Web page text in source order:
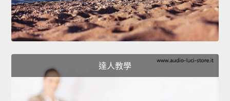
達人教學